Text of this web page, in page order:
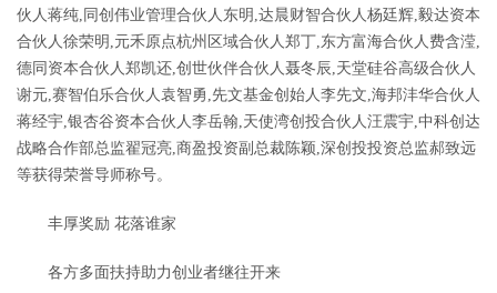
伙人蒋纯,同创伟业管理合伙人东明,达晨财智合伙人杨廷辉,毅达资本
合伙人徐荣明,元禾原点杭州区域合伙人郑丁,东方富海合伙人费含滢,
德同资本合伙人郑凯还,创世伙伴合伙人聂冬辰,天堂硅谷高级合伙人
谢元,赛智伯乐合伙人袁智勇,先文基金创始人李先文,海邦沣华合伙人
蒋经宇,银杏谷资本合伙人李岳翰,天使湾创投合伙人汪震宇,中科创达
战略合作部总监翟冠亮,商盈投资副总裁陈颖,深创投投资总监郝致远
等获得荣誉导师称号。
丰厚奖励 花落谁家
各方多面扶持助力创业者继往开来